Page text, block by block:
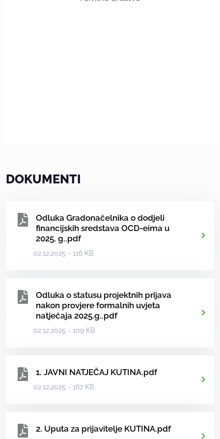
DOKUMENTI
Odluka Gradonačelnika o dodjeli
financijskih sredstava OCD-eima u
2025. g..pdf
02.12.2025 - 116 KB
Odluka o statusu projektnih prijava
nakon provjere formalnih uvjeta
natječaja 2025.g..pdf
02.12.2025 - 109 KB
1. JAVNI NATJEČAJ KUTINA.pdf
02.12.2025 - 167 KB
2. Uputa za prijavitelje KUTINA.pdf